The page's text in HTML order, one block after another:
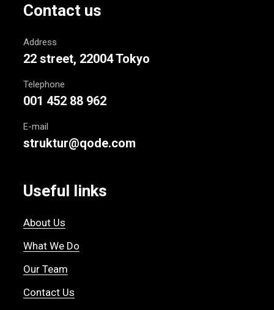
Contact us
Address
22 street, 22004 Tokyo
Telephone
001 452 88 962
E-mail
struktur@qode.com
Useful links
About Us
What We Do
Our Team
Contact Us